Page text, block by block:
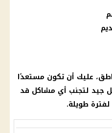
عليك أن تكون مستعدًا
جيد لتجنب أي مشاكل قد
لفترة طويلة.